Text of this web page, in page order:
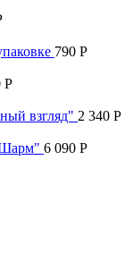
790 Р
Р
взгляд" 2 340 Р
6 090 Р